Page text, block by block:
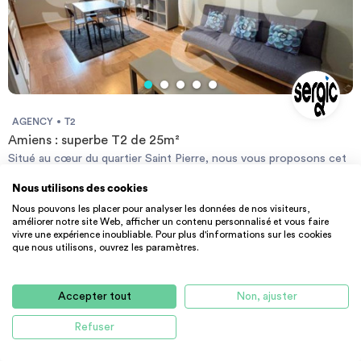
ce bien est exposé sont disponibles sur le site Géorisque :
https://www.georisques.gouv.fr
AGENCY T2
Amiens : superbe T2 de 25m²
Situé au cœur du quartier Saint Pierre, nous vous proposons cet
cuisine équipée et aménagée, un grand salon avec placard, une
salle de douche, des WC séparés et un coin chambre en
mezzanine. Un parking peut-être mis à disposition de l'immeuble.
Merci de déposer votre dossier complet directement sur notre
https://www.georisques.gouv.fr
CC
80000 Amiens
Nous utilisons des cookies
Nous pouvons les placer pour analyser les données de nos visiteurs,
améliorer notre site Web, afficher un contenu personnalisé et vous faire
vivre une expérience inoubliable. Pour plus d'informations sur les cookies
que nous utilisons, ouvrez les paramètres.
Accepter tout Non, ajuster
Refuser